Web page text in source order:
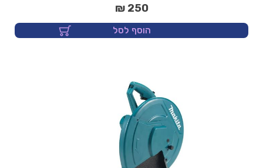
250 ₪
הוסף לסל